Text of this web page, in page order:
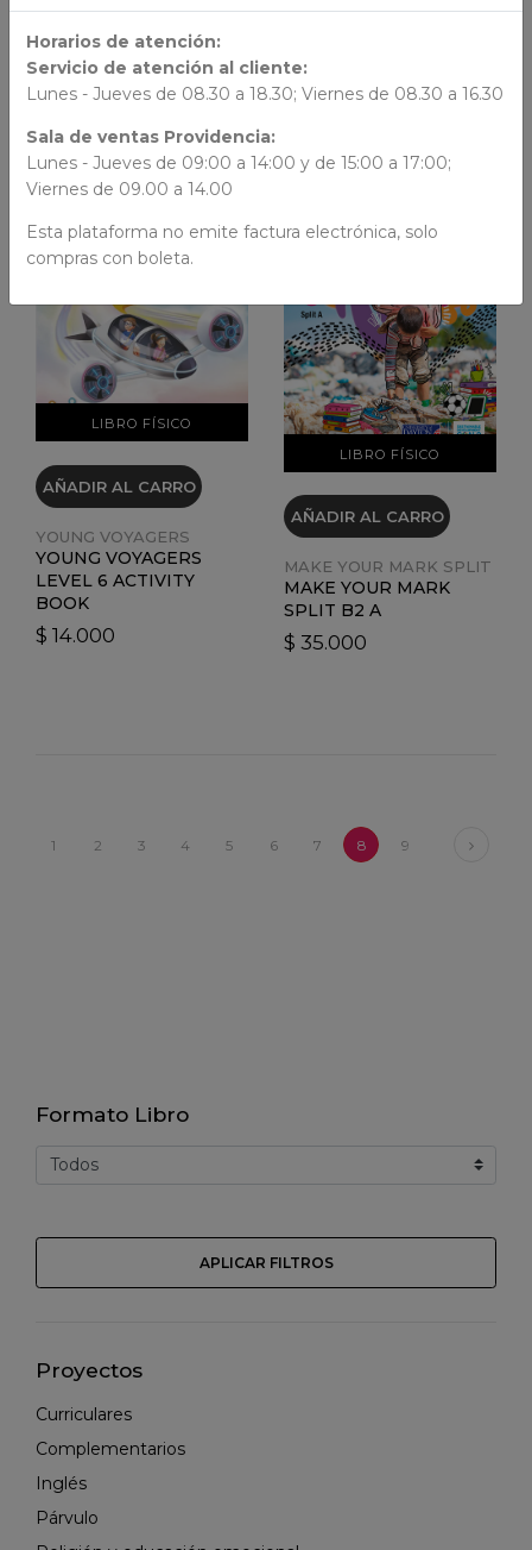
YOUNG VOYAGERS
YOUNG VOYAGERS
LEVEL 4 ACTIVITY
BOOK
$ 14.000
YOUNG VOYAGERS
LEVEL 5 ACTIVITY
BOOK
LIBRO FÍSICO
VER DETALLES
AÑADIR AL CARRO
YOUNG VOYAGERS
YOUNG VOYAGERS
LEVEL 6 ACTIVITY
BOOK
$ 14.000
LIBRO FÍSICO
VER DETALLES
AÑADIR AL CARRO
MAKE YOUR MARK SPLIT
MAKE YOUR MARK
SPLIT B2 A
$ 35.000
1 2 3 4 5 6 7 8 9 Next
Formato Libro
APLICAR FILTROS
Proyectos
Curriculares
Complementarios
Inglés
Párvulo
Horarios de atención:
Servicio de atención al cliente:
Lunes - Jueves de 08.30 a 18.30; Viernes de 08.30 a 16.30
Sala de ventas Providencia:
Lunes - Jueves de 09:00 a 14:00 y de 15:00 a 17:00;
Viernes de 09.00 a 14.00
Esta plataforma no emite factura electrónica, solo
compras con boleta.